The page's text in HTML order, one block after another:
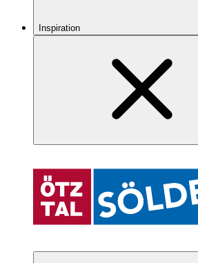
Inspiration